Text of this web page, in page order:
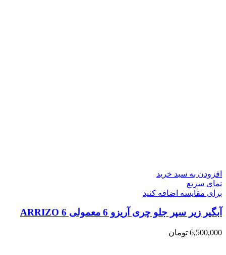
افزودن به سبد خرید
نمای سریع
برای مقایسه اضافه کنید
آبگیر زیر سپر جلو چری آریزو 6 معمولی ARRIZO 6
6,500,000 تومان